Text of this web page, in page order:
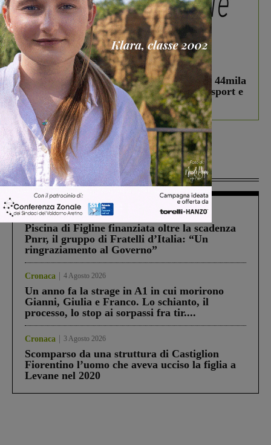
In vetrina 3 Agosto 2026
Estra Notizie agosto: Smart Cities, oltre 44mila
studenti coinvolti, torna il bando per lo sport e
debutta il podcast Estrair
Più lette
Figline Incisa Valdarno 1 Agosto 2026
Piscina di Figline finanziata oltre la scadenza
Pnrr, il gruppo di Fratelli d’Italia: “Un
ringraziamento al Governo”
Cronaca 4 Agosto 2026
Un anno fa la strage in A1 in cui morirono
Gianni, Giulia e Franco. Lo schianto, il
processo, lo stop ai sorpassi fra tir....
Cronaca 3 Agosto 2026
Scomparso da una struttura di Castiglion
Fiorentino l’uomo che aveva ucciso la figlia a
Levane nel 2020